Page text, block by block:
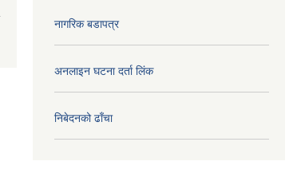
नागरिक बडापत्र
अनलाइन घटना दर्ता लिंक
निबेदनको ढाँचा